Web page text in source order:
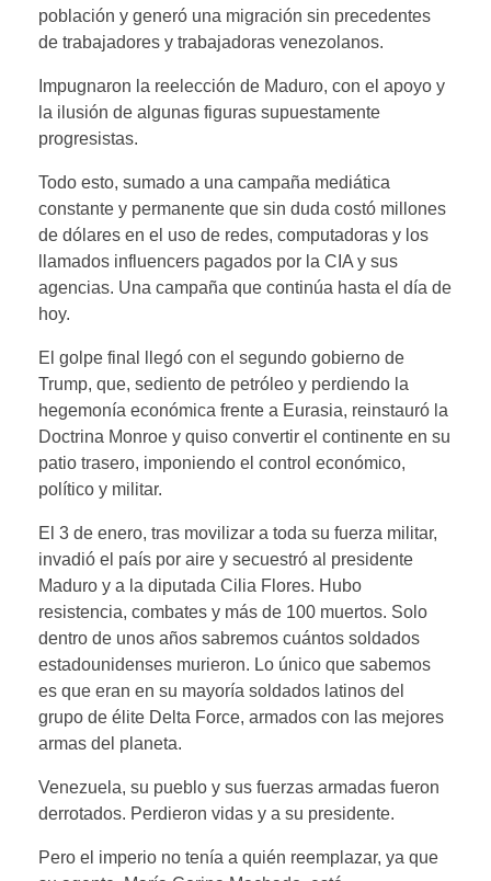
población y generó una migración sin precedentes
de trabajadores y trabajadoras venezolanos.
Impugnaron la reelección de Maduro, con el apoyo y
la ilusión de algunas figuras supuestamente
progresistas.
Todo esto, sumado a una campaña mediática
constante y permanente que sin duda costó millones
de dólares en el uso de redes, computadoras y los
llamados influencers pagados por la CIA y sus
agencias. Una campaña que continúa hasta el día de
hoy.
El golpe final llegó con el segundo gobierno de
Trump, que, sediento de petróleo y perdiendo la
hegemonía económica frente a Eurasia, reinstauró la
Doctrina Monroe y quiso convertir el continente en su
patio trasero, imponiendo el control económico,
político y militar.
El 3 de enero, tras movilizar a toda su fuerza militar,
invadió el país por aire y secuestró al presidente
Maduro y a la diputada Cilia Flores. Hubo
resistencia, combates y más de 100 muertos. Solo
dentro de unos años sabremos cuántos soldados
estadounidenses murieron. Lo único que sabemos
es que eran en su mayoría soldados latinos del
grupo de élite Delta Force, armados con las mejores
armas del planeta.
Venezuela, su pueblo y sus fuerzas armadas fueron
derrotados. Perdieron vidas y a su presidente.
Pero el imperio no tenía a quién reemplazar, ya que